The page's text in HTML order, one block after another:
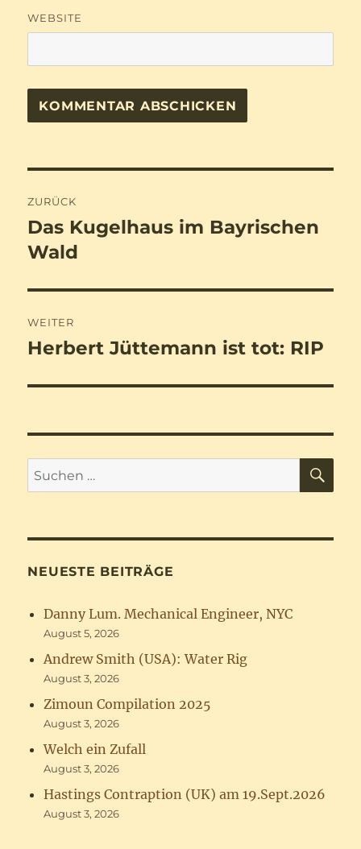
WEBSITE
ZURÜCK
Vorheriger
Beitrag:
Das Kugelhaus im Bayrischen
Wald
WEITER
Nächster
Herbert Jüttemann ist tot: RIP
Suchen
nach:
NEUESTE BEITRÄGE
Danny Lum. Mechanical Engineer, NYC
August 5, 2026
Andrew Smith (USA): Water Rig
August 3, 2026
Zimoun Compilation 2025
August 3, 2026
Welch ein Zufall
August 3, 2026
Hastings Contraption (UK) am 19.Sept.2026
August 3, 2026